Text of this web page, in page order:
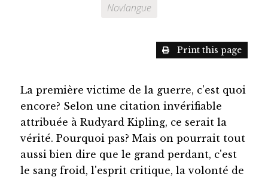
Novlangue
Print this page
La première victime de la guerre, c'est quoi
encore? Selon une citation invérifiable
attribuée à Rudyard Kipling, ce serait la
vérité. Pourquoi pas? Mais on pourrait tout
aussi bien dire que le grand perdant, c'est
le sang froid, l'esprit critique, la volonté de